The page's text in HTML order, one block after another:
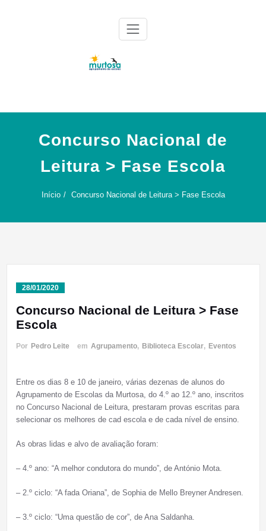
Concurso Nacional de
Leitura > Fase Escola
Início Concurso Nacional de Leitura > Fase Escola
28/01/2020
Concurso Nacional de Leitura > Fase
Escola
Por Pedro Leite em Agrupamento, Biblioteca Escolar, Eventos
Entre os dias 8 e 10 de janeiro, várias dezenas de alunos do
Agrupamento de Escolas da Murtosa, do 4.º ao 12.º ano, inscritos
no Concurso Nacional de Leitura, prestaram provas escritas para
selecionar os melhores de cad escola e de cada nível de ensino.
As obras lidas e alvo de avaliação foram:
– 4.º ano: “A melhor condutora do mundo”, de António Mota.
– 2.º ciclo: “A fada Oriana”, de Sophia de Mello Breyner Andresen.
– 3.º ciclo: “Uma questão de cor”, de Ana Saldanha.